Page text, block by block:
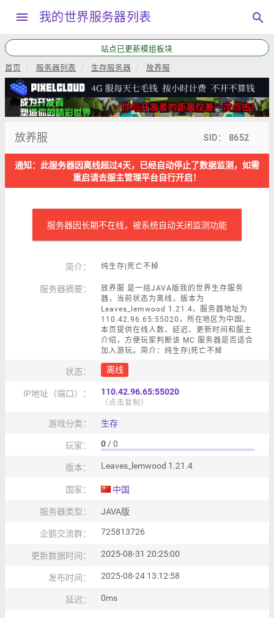
menu 我的世界服务器列表 search
站点已更新模组板块
首页 服务器列表 生存服务器 放养服
放养服 SID： 8652
通知：此服务器因离线超过4天，已经自动停止了数据监测，如需
重启请去服主管理平台自行开启！
服务器因长期不在线，被系统自动关闭监测功能
简介： 纯生存|死亡不掉
服务器摘要：
放养服 是一组JAVA版我的世界生存服务
器，当前状态为离线，版本为
Leaves_lemwood 1.21.4，服务器地址为
110.42.96.65:55020，所在地区为中国。
本页提供在线人数、延迟、更新时间和服主
介绍，方便玩家判断该 MC 服务器是否适合
加入游玩。简介：纯生存|死亡不掉
状态： 离线
IP地址（端口）： 110.42.96.65:55020
（点击复制）
游戏分类： 生存
玩家： 0 / 0
版本： Leaves_lemwood 1.21.4
国家： 中国
服务器类型： JAVA版
企鹅交流群： 725813726
更新数据时间： 2025-08-31 20:25:00
发布时间： 2025-08-24 13:12:58
延迟： 0ms